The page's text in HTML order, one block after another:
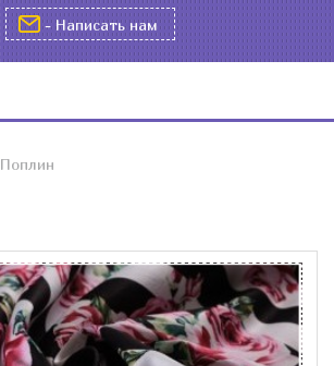
- Написать нам
Поплин